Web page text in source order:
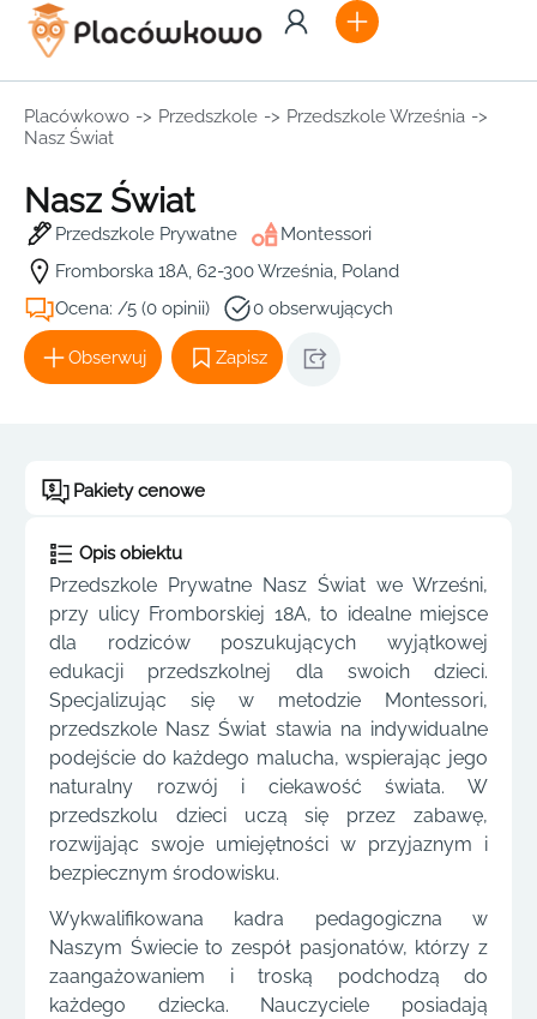
Placówkowo -> Przedszkole -> Przedszkole Września ->
Nasz Świat
Nasz Świat
Przedszkole Prywatne
Montessori
Fromborska 18A, 62-300 Września, Poland
Ocena: /5 (0 opinii)
0 obserwujących
Obserwuj Zapisz
Pakiety cenowe
Opis obiektu
Przedszkole Prywatne Nasz Świat we Wrześni,
przy ulicy Fromborskiej 18A, to idealne miejsce
dla rodziców poszukujących wyjątkowej
edukacji przedszkolnej dla swoich dzieci.
Specjalizując się w metodzie Montessori,
przedszkole Nasz Świat stawia na indywidualne
podejście do każdego malucha, wspierając jego
naturalny rozwój i ciekawość świata. W
przedszkolu dzieci uczą się przez zabawę,
rozwijając swoje umiejętności w przyjaznym i
bezpiecznym środowisku.
Wykwalifikowana kadra pedagogiczna w
Naszym Świecie to zespół pasjonatów, którzy z
zaangażowaniem i troską podchodzą do
każdego dziecka. Nauczyciele posiadają